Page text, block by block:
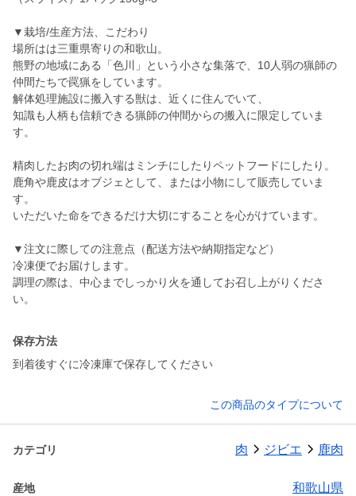
▼栽培/生産方法、こだわり
場所はは三重県寄りの和歌山。
熊野の地域にある「色川」という小さな集落で、10人弱の猟師の
仲間たちで罠猟をしています。
解体処理施設に搬入する獣は、近くに住んでいて、
知識も人柄も信頼できる猟師の仲間からの搬入に限定していま
す。
精肉したお肉の切れ端はミンチにしたりペットフードにしたり。
鹿角や鹿皮はオブジェとして、または小物にして販売していま
す。
いただいた命をできるだけ大切にすることを心がけています。
▼注文に際しての注意点（配送方法や納期指定など）
冷凍便でお届けします。
調理の際は、中心までしっかり火を通してお召し上がりくださ
い。
保存方法
到着後すぐに冷凍庫で保存してください
この商品のタイプについて
カテゴリ 肉 ジビエ 鹿肉
産地 和歌山県